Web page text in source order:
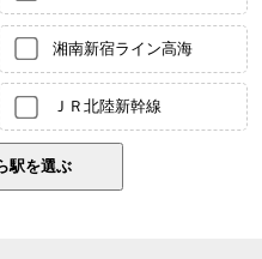
湘南新宿ライン高海
ＪＲ北陸新幹線